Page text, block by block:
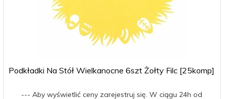
Podkładki Na Stół Wielkanocne 6szt Żołty Filc [25komp]
--- Aby wyświetlić ceny zarejestruj się. W ciągu 24h od